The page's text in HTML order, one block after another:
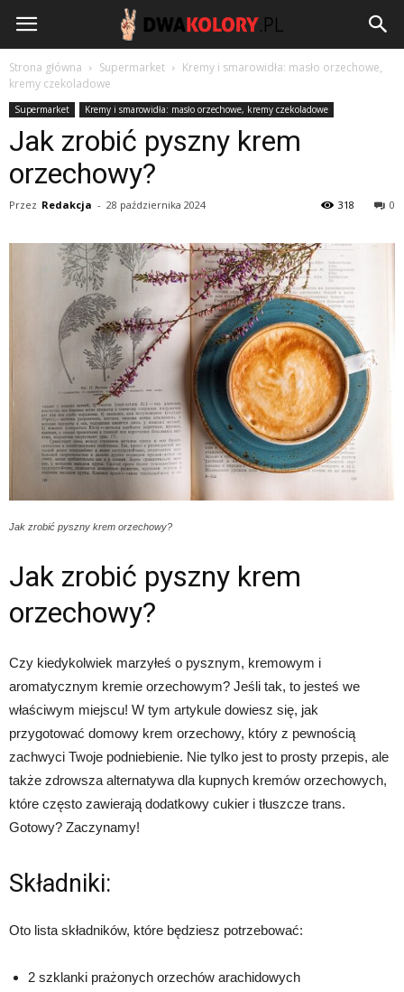
DwaKolory.pl
Strona główna Supermarket
Kremy i smarowidła: masło orzechowe,
kremy czekoladowe
Supermarket Kremy i smarowidła: masło orzechowe, kremy czekoladowe
Jak zrobić pyszny krem
orzechowy?
Przez Redakcja - 28 października 2024 0
318
Jak zrobić pyszny krem orzechowy?
Jak zrobić pyszny krem
orzechowy?
Czy kiedykolwiek marzyłeś o pysznym, kremowym i
aromatycznym kremie orzechowym? Jeśli tak, to jesteś we
właściwym miejscu! W tym artykule dowiesz się, jak
przygotować domowy krem orzechowy, który z pewnością
zachwyci Twoje podniebienie. Nie tylko jest to prosty przepis, ale
także zdrowsza alternatywa dla kupnych kremów orzechowych,
które często zawierają dodatkowy cukier i tłuszcze trans.
Gotowy? Zaczynamy!
Składniki:
Oto lista składników, które będziesz potrzebować:
2 szklanki prażonych orzechów arachidowych